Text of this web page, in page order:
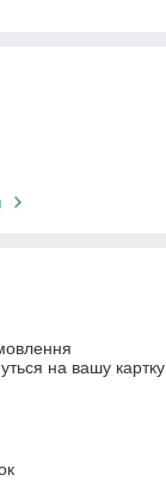
на вашу картку